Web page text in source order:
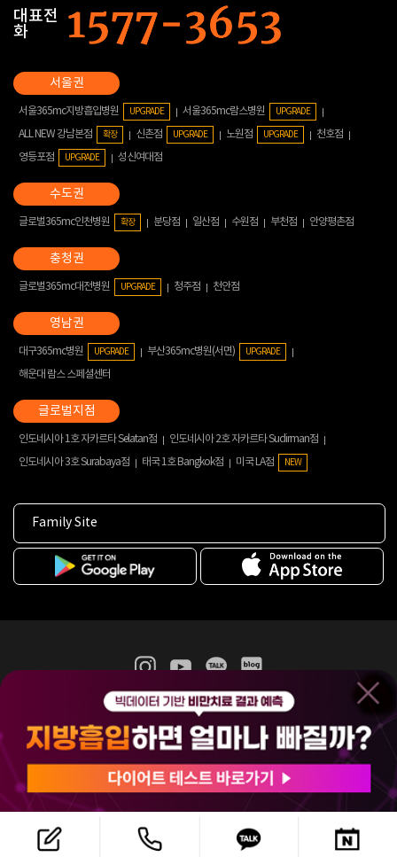
대표전
화
서울365mc지방흡입병원 UPGRADE 서울365mc람스병원 UPGRADE
ALL NEW 강남본점 확장 신촌점 UPGRADE 노원점 UPGRADE
천호점
영등포점
UPGRADE 성신여대점
글로벌365mc인천병원 확장 분당점 일산점 수원점 부천점 안양평촌점
글로벌365mc대전병원 UPGRADE 청주점 천안점
대구365mc병원 UPGRADE 부산365mc병원(서면) UPGRADE
해운대 람스 스페셜센터
인도네시아 1호 자카르타 Selatan점
인도네시아 2호 자카르타 Sudirman점
인도네시아 3호 Surabaya점
태국 1호 Bangkok점 미국 LA점 NEW
Family Site
365mc 병·의원 이용약관
홈페이지 이용약관
비급여진료수가
(주)365mcㅣ서울특별시 서초구 서초대로52길 7, 3~4층(서초동, 제일빌딩)
120-87-04354ㅣ김남철
COPYRIGHT(C) 2025 365mc. ALL RIGHTS RESERVED.